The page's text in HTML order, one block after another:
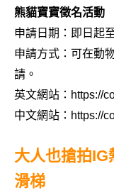
熊貓寶寶徵名活動
申請日期：即日起
申請方式：可在動
請。
英文網站：https://
中文網站：https://
大人也搶拍
滑梯